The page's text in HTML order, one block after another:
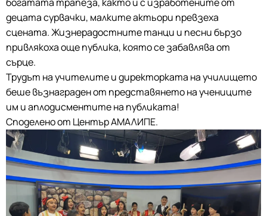
децата сурвачки, малките актьори превзеха
сцената. Жизнерадостните танци и песни бързо
привлякоха още публика, която се забавлява от
сърце.
Трудът на учителите и директорката на училището
беше възнаграден от представянето на учениците
им и аплодисментите на публиката!
Споделено от Център АМАЛИПЕ.